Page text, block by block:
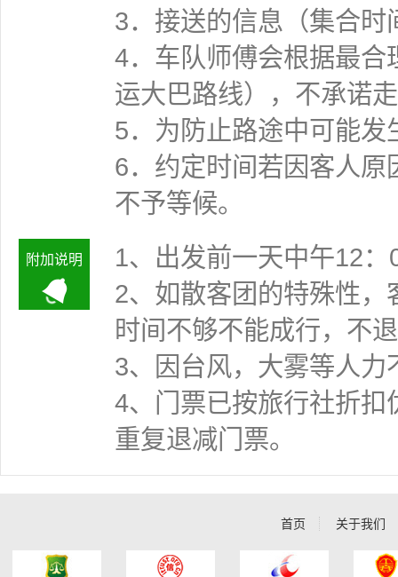
3．接送的信息（集合
4．车队师傅会根据最
运大巴路线），不承诺
5．为防止路途中可能
6．约定时间若因客人
不予等候。
附加说明
1、出发前一天中午12
2、如散客团的特殊性
时间不够不能成行
3、因台风，大雾等人
4、门票已按旅行社折
重复退减门票。
首页 关于我们